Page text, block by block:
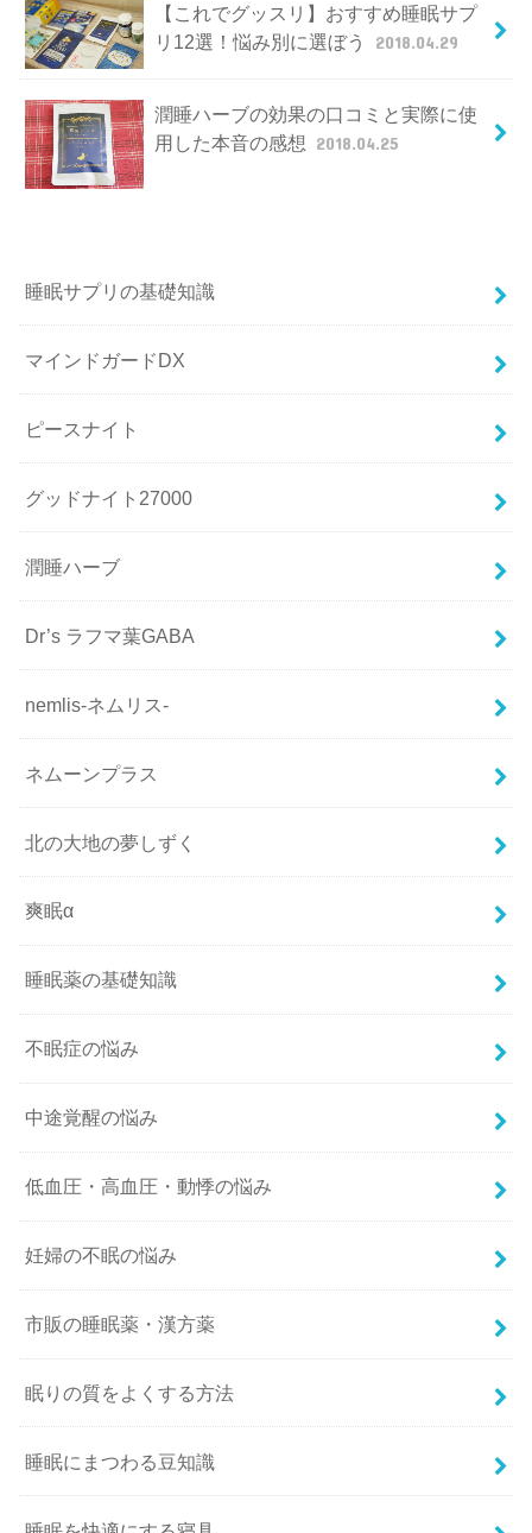
【これでグッスリ】おすすめ睡眠サプ
リ12選！悩み別に選ぼう
2018.04.29
潤睡ハーブの効果の口コミと実際に使
用した本音の感想 2018.04.25
睡眠サプリの基礎知識
マインドガードDX
ピースナイト
グッドナイト27000
潤睡ハーブ
Dr’s ラフマ葉GABA
nemlis-ネムリス-
ネムーンプラス
北の大地の夢しずく
爽眠α
睡眠薬の基礎知識
不眠症の悩み
中途覚醒の悩み
低血圧・高血圧・動悸の悩み
妊婦の不眠の悩み
市販の睡眠薬・漢方薬
眠りの質をよくする方法
睡眠にまつわる豆知識